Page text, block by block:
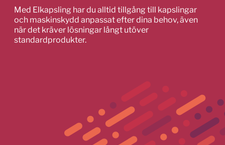
Med Elkapsling har du alltid tillgång till kapslingar
och maskinskydd anpassat efter dina behov, även
när det kräver lösningar långt utöver
standardprodukter.